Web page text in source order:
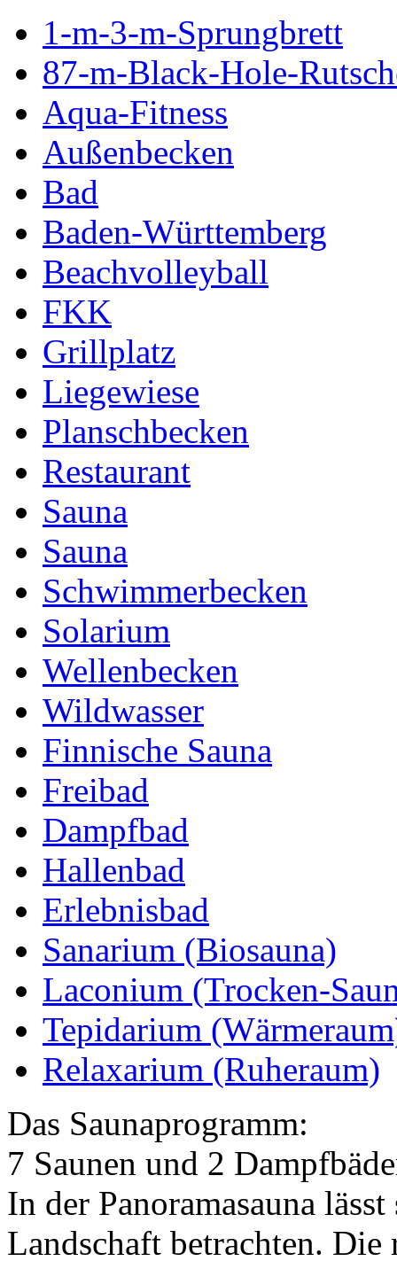
1-m-3-m-Sprungbrett
87-m-Black-Hole-
Aqua-Fitness
Außenbecken
Bad
Baden-Württemberg
Beachvolleyball
FKK
Grillplatz
Liegewiese
Planschbecken
Restaurant
Sauna
Sauna
Schwimmerbecken
Solarium
Wellenbecken
Wildwasser
Finnische Sauna
Freibad
Dampfbad
Hallenbad
Erlebnisbad
Sanarium (Biosauna)
Laconium (Trocken-
Tepidarium
Relaxarium (Ruheraum)
Das Saunaprogramm:
7 Saunen und 2
In der Panoramasauna
Landschaft betrachten. Die